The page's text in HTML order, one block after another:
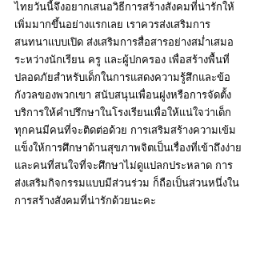
ไทยวันนี้จึงอยากเสนอวิธีการสร้างสังคมที่น่ารักให้
เพิ่มมากขึ้นอย่างแรกเลย เราควรส่งเสริมการ
สนทนาแบบเปิด ส่งเสริมการสื่อสารอย่างสม่ำเสมอ
ระหว่างนักเรียน ครู และผู้ปกครอง เพื่อสร้างพื้นที่
ปลอดภัยสำหรับเด็กในการแสดงความรู้สึกและข้อ
กังวลของพวกเขา สนับสนุนเพื่อนฝูงหรือการจัดตั้ง
บริการให้คำปรึกษาในโรงเรียนเพื่อให้แน่ใจว่าเด็ก
ทุกคนมีคนที่จะติดต่อด้วย การเสริมสร้างความเข้ม
แข็งให้การศึกษาด้านสุขภาพจิตเป็นเรื่องที่เข้าถึงง่าย
และคนที่สนใจที่จะศึกษาไม่ดูแปลกประหลาด การ
ส่งเสริมกิจกรรมแบบมีส่วนร่วม ก็ถือเป็นส่วนหนึ่งใน
การสร้างสังคมที่น่ารักด้วยนะคะ